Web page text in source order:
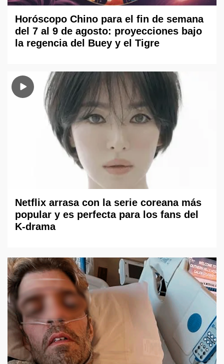
Horóscopo Chino para el fin de semana
del 7 al 9 de agosto: proyecciones bajo
la regencia del Buey y el Tigre
Netflix arrasa con la serie coreana más
popular y es perfecta para los fans del
K-drama